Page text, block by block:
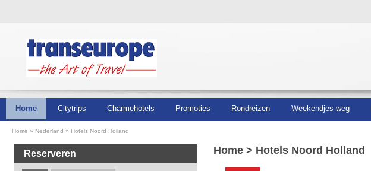
Home Citytrips Charmehotels Promoties Rondreizen Weekendjes weg
Home Nederland Hotels Noord Holland
Reserveren Home> Hotels Noord Holland